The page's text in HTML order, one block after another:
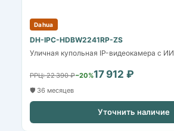
Dahua
DH-IPC-HDBW2241RP-ZS
Уличная купольная IP-видеокамера с ИИ
РРЦ: 22 390 ₽−20%17 912 ₽
🛡️ 36 месяцев
Уточнить наличие